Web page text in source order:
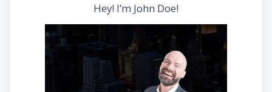
Hey! I’m John Doe!